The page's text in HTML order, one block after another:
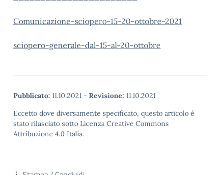
Comunicazione-sciopero-15-20-ottobre-2021
sciopero-generale-dal-15-al-20-ottobre
Pubblicato: 11.10.2021 - Revisione: 11.10.2021
Eccetto dove diversamente specificato, questo articolo è
stato rilasciato sotto Licenza Creative Commons
Attribuzione 4.0 Italia.